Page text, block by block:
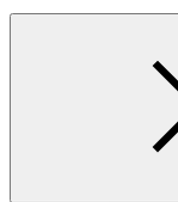
Evenemang